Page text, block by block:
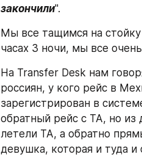
закончили".
Мы все тащимся на стойку
часах 3 ночи, мы все
На Transfer Desk нам
россиян, у кого рейс в
зарегистрирован в
обратный рейс с ТА, но
летели ТА, а обратно
девушка, которая и туда